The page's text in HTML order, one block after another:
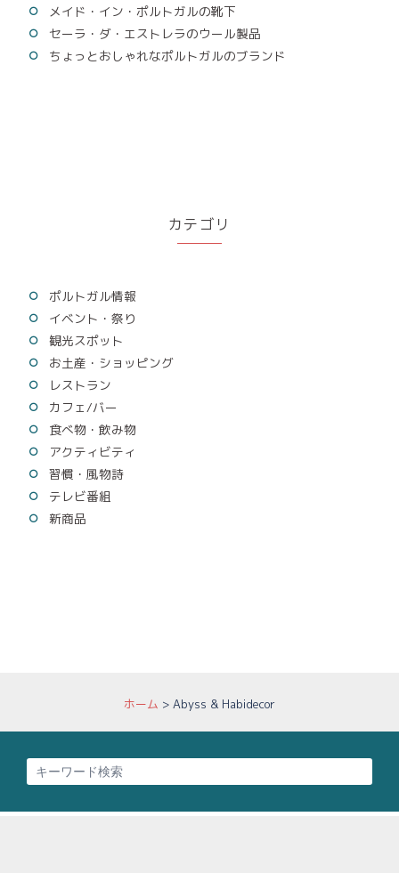
メイド・イン・ポルトガルの靴下
セーラ・ダ・エストレラのウール製品
ちょっとおしゃれなポルトガルのブランド
カテゴリ
ポルトガル情報
イベント・祭り
観光スポット
お土産・ショッピング
レストラン
カフェ/バー
食べ物・飲み物
アクティビティ
習慣・風物詩
テレビ番組
新商品
ホーム > Abyss & Habidecor